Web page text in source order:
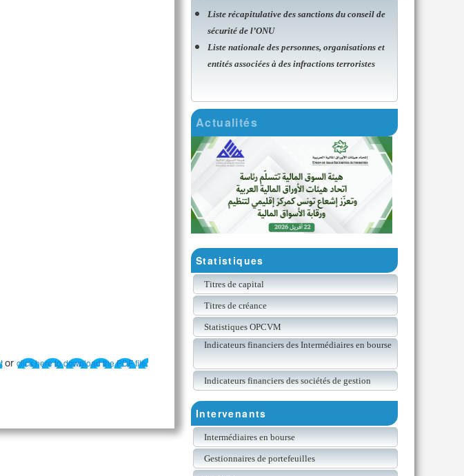
or click here to download the PDF file.
Liste récapitulative des sanctions du conseil de
sécurité de l’ONU
Liste nationale des personnes, organisations et
entités associées à des infractions terroristes
Actualités
Statistiques
Titres de capital
Titres de créance
Statistiques OPCVM
Indicateurs financiers des Intermédiaires en bourse
Indicateurs financiers des sociétés de gestion
Intervenants
Intermédiaires en bourse
Gestionnaires de portefeuilles